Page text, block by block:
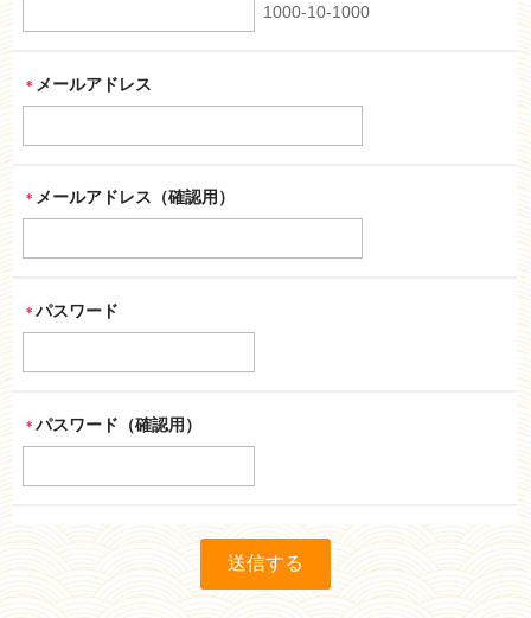
1000-10-1000
＊ メールアドレス
＊ メールアドレス（確認用）
＊パスワード
＊パスワード（確認用）